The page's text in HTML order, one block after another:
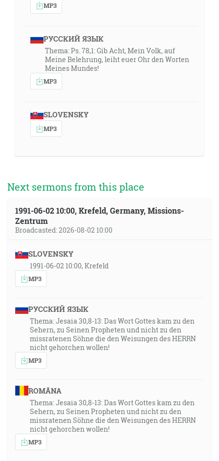
MP3
РУССКИЙ ЯЗЫК
Thema: Ps. 78,1: Gib Acht, Mein Volk, auf
Meine Belehrung, leiht euer Ohr den Worten
Meines Mundes!
MP3
SLOVENSKY
MP3
Next sermons from this place
1991-06-02 10:00, Krefeld, Germany, Missions-
Zentrum
Broadcasted: 2026-08-02 10:00
SLOVENSKY
1991-06-02 10:00, Krefeld
MP3
РУССКИЙ ЯЗЫК
Thema: Jesaia 30,8-13: Das Wort Gottes kam zu den
Sehern, zu Seinen Propheten und nicht zu den
missratenen Söhne die den Weisungen des HERRN
nicht gehorchen wollen!
MP3
ROMÂNA
Thema: Jesaia 30,8-13: Das Wort Gottes kam zu den
Sehern, zu Seinen Propheten und nicht zu den
missratenen Söhne die den Weisungen des HERRN
nicht gehorchen wollen!
MP3